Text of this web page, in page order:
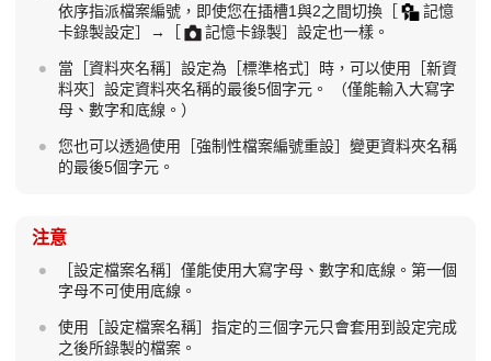
依序指派檔案編號，即使您在插槽1與2之間切換［
記憶
卡錄製設定］
→ 記憶卡錄製］設定也一樣。
當 ［資料夾名稱］ 設定為 ［標準格式］ 時，可以使用
［新資
料夾］ 設定資料夾名稱的最後5個字元。 （僅能輸入大寫字
母、數字和底線。）
您也可以透過使用 ［強制性檔案編號重設］ 變更資料夾名稱
的最後5個字元。
注意
［設定檔案名稱］ 僅能使用大寫字母、數字和底線。第一個
字母不可使用底線。
使用 ［設定檔案名稱］ 指定的三個字元只會套用到設定完成
之後所錄製的檔案。